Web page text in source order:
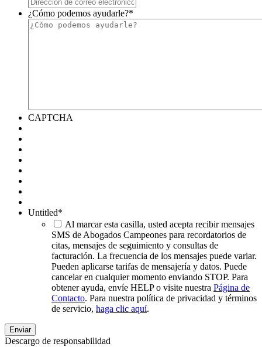
¿Cómo podemos ayudarle?*
CAPTCHA
Untitled*
Al marcar esta casilla, usted acepta recibir mensajes
SMS de Abogados Campeones para recordatorios de
citas, mensajes de seguimiento y consultas de
facturación. La frecuencia de los mensajes puede variar.
Pueden aplicarse tarifas de mensajería y datos. Puede
cancelar en cualquier momento enviando STOP. Para
obtener ayuda, envíe HELP o visite nuestra Página de
Contacto. Para nuestra política de privacidad y términos
de servicio, haga clic aquí.
Descargo de responsabilidad